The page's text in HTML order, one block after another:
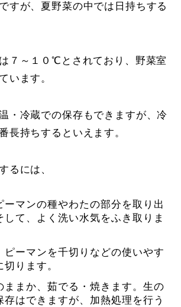
すが、夏野菜の中では日持ちする
７～１０℃とされており、野菜室
います。
・冷蔵での保存もできますが、冷
長持ちするといえます。
るには、
ーマンの種やわたの部分を取り出
して、よく洗い水気をふき取りま
ピーマンを千切りなどの使いやす
ります。
ままか、茹でる・焼きます。生の
存はできますが、加熱処理を行う